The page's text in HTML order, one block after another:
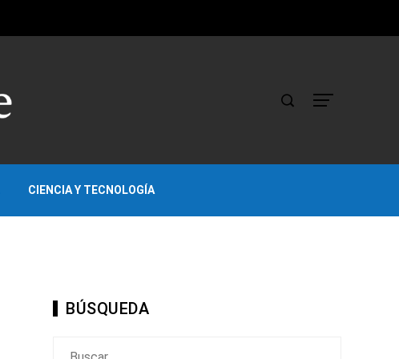
CIENCIA Y TECNOLOGÍA
BÚSQUEDA